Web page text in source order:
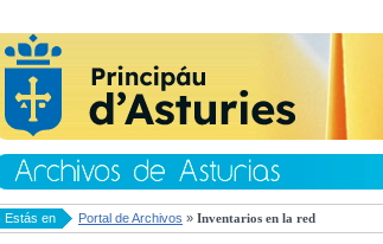
Estás en Portal de Archivos » Inventarios en la red